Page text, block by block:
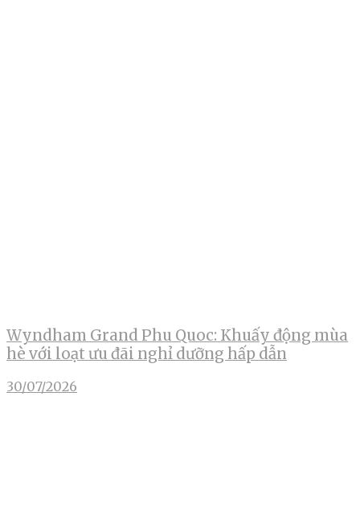
Wyndham Grand Phu Quoc: Khuấy động mùa
hè với loạt ưu đãi nghỉ dưỡng hấp dẫn
30/07/2026